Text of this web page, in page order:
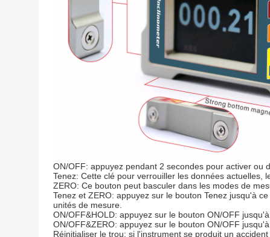
ON/OFF: appuyez pendant 2 secondes pour activer ou
Tenez: Cette clé pour verrouiller les données actuelles,
ZERO: Ce bouton peut basculer dans les modes de
Tenez et ZERO: appuyez sur le bouton Tenez jusqu'à
unités de mesure.
ON/OFF&HOLD: appuyez sur le bouton ON/OFF
ON/OFF&ZERO: appuyez sur le bouton ON/OFF
Réinitialiser le trou: si l'instrument se produit un